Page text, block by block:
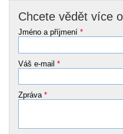
Chcete vědět více
Jméno a příjmení *
Váš e-mail *
Zpráva *